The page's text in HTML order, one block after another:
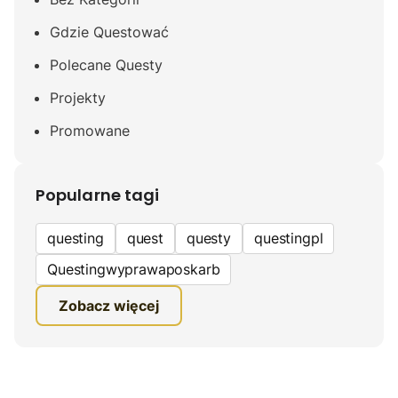
Gdzie Questować
Polecane Questy
Projekty
Promowane
Popularne tagi
questing quest questy
questingpl
Questingwyprawaposkarb
edukacyjna gra terenowa
fundacja questingu
Zobacz więcej